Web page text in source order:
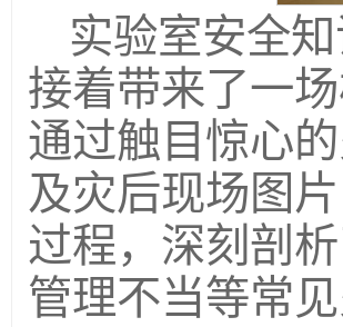
实验室安全
接着带来了一
通过触目惊心
及灾后现场图
过程，深刻剖
管理不当等常